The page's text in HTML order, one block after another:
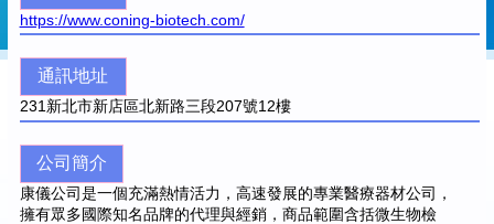
https://www.coning-biotech.com/
通訊地址
231 新北市新店區北新路三段207號12樓
公司簡介
康儀公司是一個充滿熱情活力，高速發展的專業醫療器材公司，
擁有眾多國際知名品牌的代理與經銷，商品範圍含括微生物檢